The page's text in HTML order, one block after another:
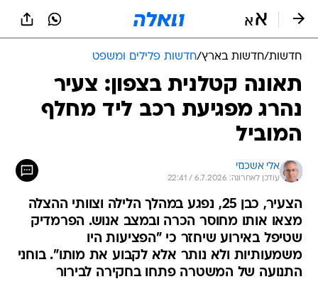
חדשות/חדשות בארץ/חדשות פלילים ומשפט
תאונה קטלנית בצפון: צעיר
נהרג מפגיעת רכב ליד מחלף
המוביל
אלי אשכנזי
עודכן לאחרונה: 6.7.2026 / 22:41
הצעיר, כבן 25, נפגע במהלך הלילה וצוותי ההצלה
מצאו אותו מחוסר הכרה ובמצב אנוש. הפרמדיק
שטיפל באירוע שיחזר כי "הפציעות היו
משמעותיות ולא נותר אלא לקבוע את מותו". בוחני
התנועה של המשטרה פתחו בחקירה לבירור